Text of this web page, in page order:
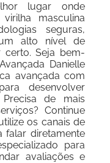
lugar onde
masculina
seguras,
alto nível de
certo. Seja bem-
Danielle
avançada com
desenvolver
Precisa de mais
Continue
os canais de
falar diretamente
para
avaliações e